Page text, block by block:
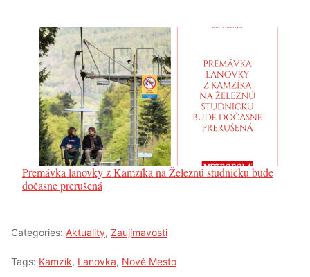
Premávka lanovky z Kamzíka na Železnú studničku bude
dočasne prerušená
Categories: Aktuality, Zaujímavosti
Tags: Kamzík, Lanovka, Nové Mesto